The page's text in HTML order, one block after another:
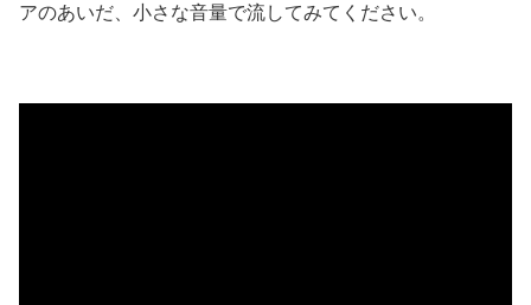
アのあいだ、小さな音量で流してみてください。